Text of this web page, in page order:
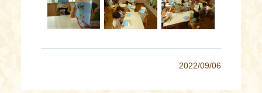
2022/09/06